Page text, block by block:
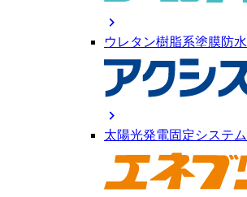
chevron_right
ウレタン樹脂系塗膜防水
chevron_right
太陽光発電固定システム